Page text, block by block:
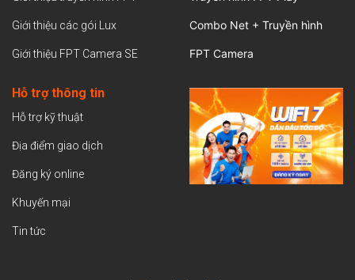
Giới thiệu các gói Lux
Giới thiệu FPT Camera SE
Combo Net + Truyền hình
FPT Camera
Hỗ trợ thông tin
Hỗ trợ kỹ thuật
Địa điểm giao dịch
Đăng ký online
Khuyến mại
Tin tức